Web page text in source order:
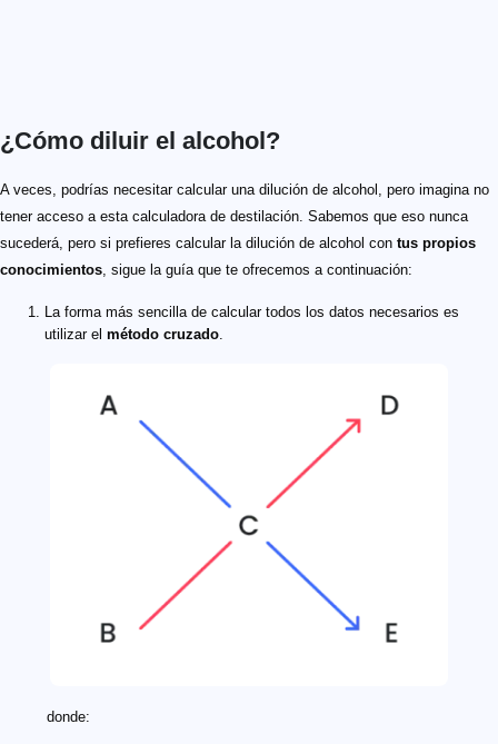
¿Cómo diluir el alcohol?
A veces, podrías necesitar calcular una dilución de alcohol, pero imagina no
tener acceso a esta calculadora de destilación. Sabemos que eso nunca
sucederá, pero si prefieres calcular la dilución de alcohol con tus propios
conocimientos, sigue la guía que te ofrecemos a continuación:
La forma más sencilla de calcular todos los datos necesarios es
utilizar el método cruzado.
donde: